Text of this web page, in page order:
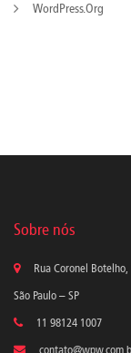
WordPress.org
Sobre nós
Rua Coronel
São Paulo – SP
11 98124 1007